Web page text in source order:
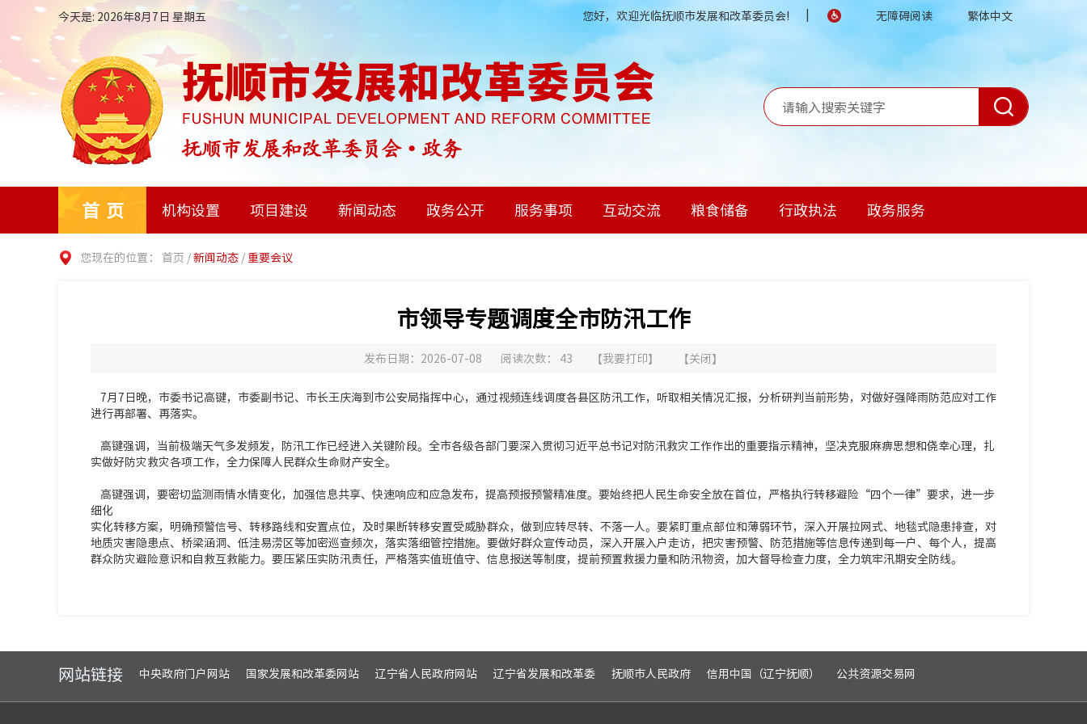
今天是: 2026年8月7日 星期五 您好，欢迎光临抚顺市发展和改革委员会! | 无障碍阅读 繁体中文
首页 机构设置 项目建设 新闻动态 政务公开 服务事项 互动交流 粮食储备 行政执法 政务服务
您现在的位置： 首页 /新闻动态 / 重要会议
市领导专题调度全市防汛工作
发布日期：2026-07-08 阅读次数： 43 【我要打印】 【关闭】
7月7日晚，市委书记高键，市委副书记、市长王庆海到市公安局指挥中心，通过视频连线调度各县区防汛工作，听取相关情况汇报，分析研判当前形势，对做好强降雨防范应对工作
进行再部署、再落实。
高键强调，当前极端天气多发频发，防汛工作已经进入关键阶段。全市各级各部门要深入贯彻习近平总书记对防汛救灾工作作出的重要指示精神，坚决克服麻痹思想和侥幸心理，扎
实做好防灾救灾各项工作，全力保障人民群众生命财产安全。
高键强调，要密切监测雨情水情变化，加强信息共享、快速响应和应急发布，提高预报预警精准度。要始终把人民生命安全放在首位，严格执行转移避险“四个一律”要求，进一步
细化
实化转移方案，明确预警信号、转移路线和安置点位，及时果断转移安置受威胁群众，做到应转尽转、不落一人。要紧盯重点部位和薄弱环节，深入开展拉网式、地毯式隐患排查，对
地质灾害隐患点、桥梁涵洞、低洼易涝区等加密巡查频次，落实落细管控措施。要做好群众宣传动员，深入开展入户走访，把灾害预警、防范措施等信息传递到每一户、每个人，提高
群众防灾避险意识和自救互救能力。要压紧压实防汛责任，严格落实值班值守、信息报送等制度，提前预置救援力量和防汛物资，加大督导检查力度，全力筑牢汛期安全防线。
网站链接 中央政府门户网站 国家发展和改革委网站 辽宁省人民政府网站 辽宁省发展和改革委 抚顺市人民政府 信用中国（辽宁抚顺） 公共资源交易网